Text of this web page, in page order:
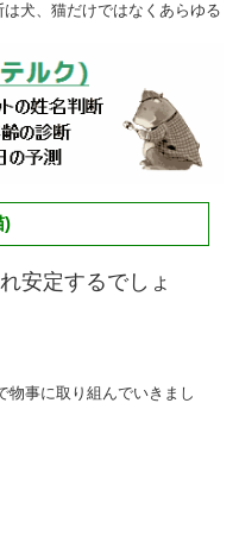
犬、猫だけではなくあらゆる
)
安定するでしょ
物事に取り組んでいきまし